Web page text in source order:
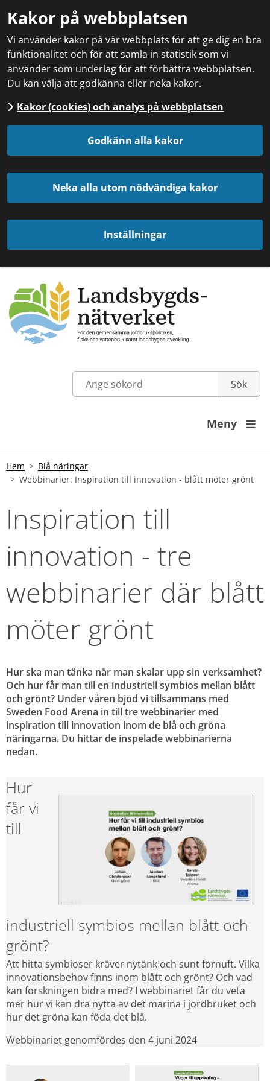
Kakor på webbplatsen
Vi använder kakor på vår webbplats för att ge dig en bra
funktionalitet och för att samla in statistik som vi
använder som underlag för att förbättra webbplatsen.
Du kan välja att godkänna eller neka kakor.
Kakor (cookies) och analys på webbplatsen
Godkänn alla kakor
Neka alla utom nödvändiga kakor
Inställningar
Meny 
Hem
Blå näringar
Webbinarier: Inspiration till innovation - blått möter grönt
Inspiration till
innovation - tre
webbinarier där blått
möter grönt
Hur ska man tänka när man skalar upp sin verksamhet?
Och hur får man till en industriell symbios mellan blått
och grönt? Under våren bjöd vi tillsammans med
Sweden Food Arena in till tre webbinarier med
inspiration till innovation inom de blå och gröna
näringarna. Du hittar de inspelade webbinarierna
nedan.
Hur
får vi
till
industriell symbios mellan blått och
grönt?
Att hitta symbioser kräver nytänk och sunt förnuft. Vilka
innovationsbehov finns inom blått och grönt? Och vad
kan forskningen bidra med? I webbinariet får du veta
mer hur vi kan dra nytta av det marina i jordbruket och
hur det gröna kan föda det blå.
Webbinariet genomfördes den 4 juni 2024